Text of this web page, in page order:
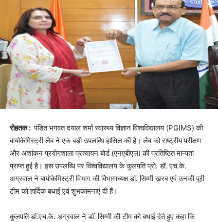
रोहतक : पंडित भगवत दयाल शर्मा स्वास्थ्य विज्ञान विश्वविद्यालय (PGIMS) की
बायोकेमिस्ट्री लैब ने एक बड़ी उपलब्धि हासिल की है। लैब को राष्ट्रीय परीक्षण
और अंशांकन प्रयोगशाला प्रत्यायन बोर्ड (एनएबीएल) की प्रतिष्ठित मान्यता
प्राप्त हुई है। इस उपलब्धि पर विश्वविद्यालय के कुलपति प्रो. डॉ. एच.के.
अग्रवाल ने बायोकेमिस्ट्री विभाग की विभागाध्यक्ष डॉ. सिम्मी खरब एवं उनकी पूरी
टीम को हार्दिक बधाई एवं शुभकामनाएं दी हैं।
कुलपति डाॅ.एच.के. अग्रवाल ने डाॅ. सिम्मी की टीम को बधाई देते हुए कहा कि